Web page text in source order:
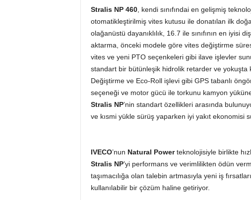
Stralis NP 460, kendi sınıfındai en gelişmiş
otomatikleştirilmiş vites kutusu ile donatılan ilk
olağanüstü dayanıklılık, 16.7 ile sınıfının en iyisi
aktarma, önceki modele göre vites değiştirme
vites ve yeni PTO seçenkeleri gibi ilave işlevler
standart bir bütünleşik hidrolik retarder ve yokuşta
Değiştirme ve Eco-Roll işlevi gibi GPS tabanlı
seçeneği ve motor gücü ile torkunu kamyon
Stralis NP’nin standart özellikleri arasında
ve kısmi yükle sürüş yaparken iyi yakıt ekonomisi
IVECO’nun Natural Powerteknolojisiyle birlikte
Stralis NP’yi performans ve verimlilikten ödün
taşımacılığa olan talebin artmasıyla yeni iş
kullanılabilir bir çözüm haline getiriyor.